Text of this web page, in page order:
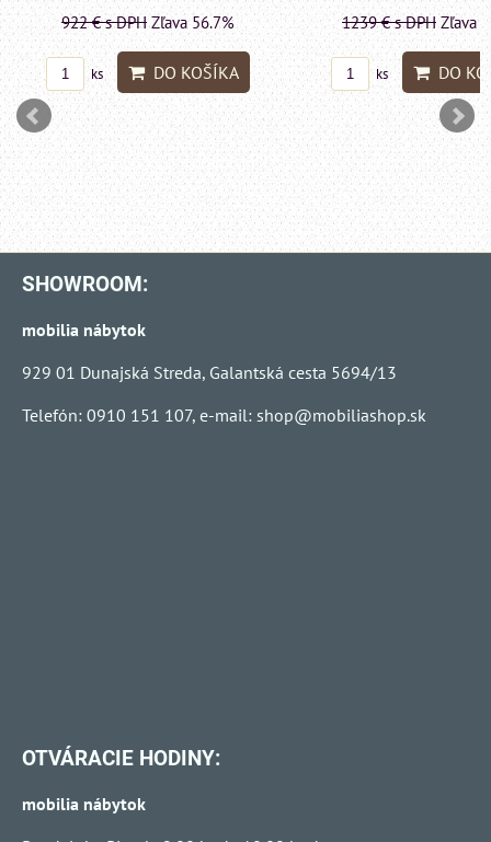
1239 €s DPH Zľava 43.6%
ks DO KOŠÍKA
1415 €s DPH Zľava
ks DO
SHOWROOM:
mobilia nábytok
929 01 Dunajská Streda, Galantská cesta 5694/13
Telefón: 0910 151 107, e-mail: shop@mobiliashop.sk
OTVÁRACIE HODINY:
mobilia nábytok